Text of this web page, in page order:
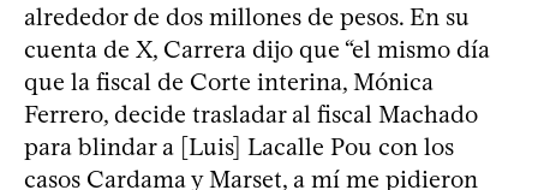
alrededor de dos millones de pesos. En su
cuenta de X, Carrera dijo que “el mismo día
que la fiscal de Corte interina, Mónica
Ferrero, decide trasladar al fiscal Machado
para blindar a [Luis] Lacalle Pou con los
casos Cardama y Marset, a mí me pidieron